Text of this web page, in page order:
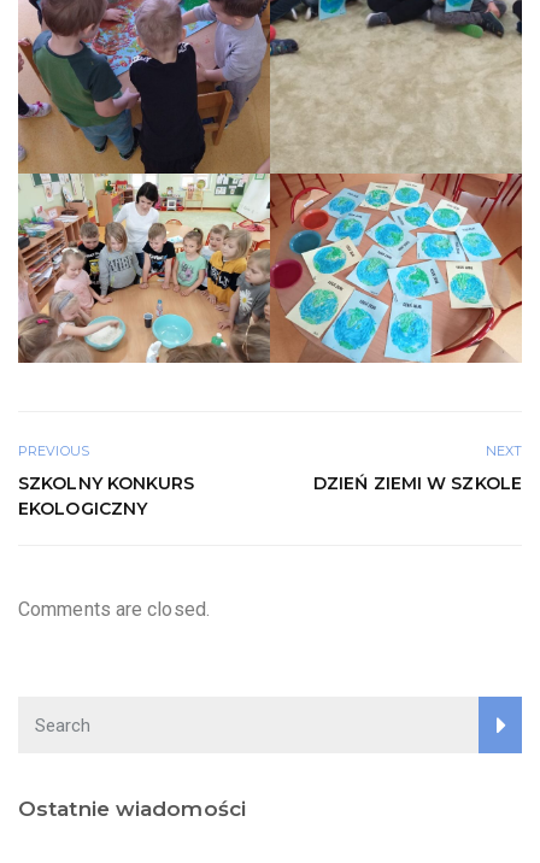
PREVIOUS
SZKOLNY KONKURS
EKOLOGICZNY
NEXT
DZIEŃ ZIEMI W SZKOLE
Comments are closed.
Ostatnie wiadomości